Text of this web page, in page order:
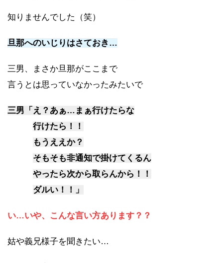
知りませんでした（笑）
旦那へのいじりはさておき…
三男、まさか旦那がここまで
言うとは思っていなかったみたいで
三男「え？あぁ…まぁ行けたらな
行けたら！！
もうええか？
そもそも非通知で掛けてくるん
やったら次から取らんから！！
ダルい！！」
い…いや、こんな言い方あります？？
姑や義兄様子を聞きたい…